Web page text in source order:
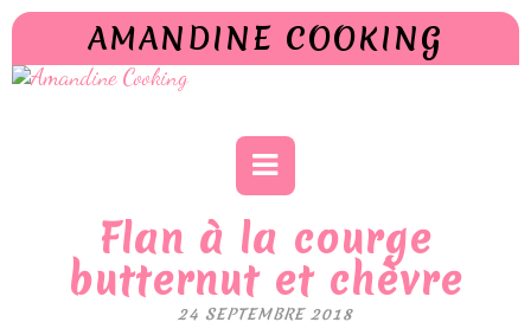
AMANDINE COOKING
Flan à la courge
butternut et chèvre
24 SEPTEMBRE 2018